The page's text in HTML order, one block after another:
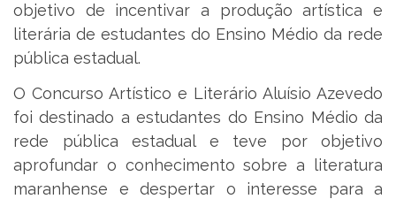
objetivo de incentivar a produção artística e
literária de estudantes do Ensino Médio da rede
pública estadual.
O Concurso Artístico e Literário Aluísio Azevedo
foi destinado a estudantes do Ensino Médio da
rede pública estadual e teve por objetivo
aprofundar o conhecimento sobre a literatura
maranhense e despertar o interesse para a